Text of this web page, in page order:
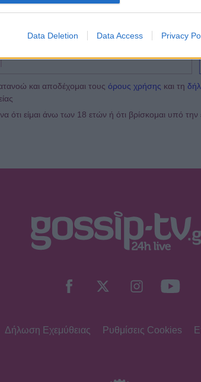
Data Deletion Data Access Privacy
και αποδέχομαι τους όρους χρήσης και τη
ότι είμαι άνω των 18 ετών ή ότι βρίσκομαι υπό
Δήλωση Εχεμύθειας Ρυθμίσεις Cookies